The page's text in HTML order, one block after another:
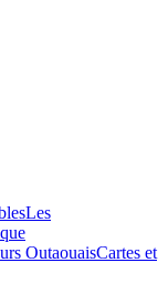
Les
OutaouaisCartes et